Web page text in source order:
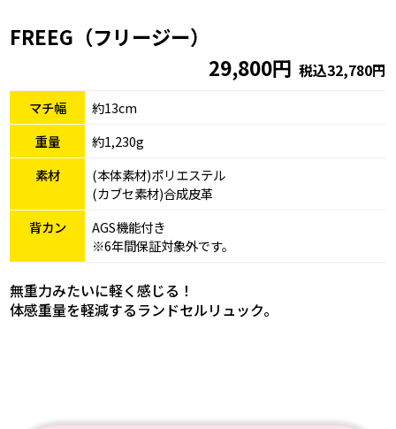
FREEG（フリージー）
29,800円 税込32,780円
マチ幅
約13cm
重量
約1,230g
素材
(本体素材)ポリエステル
(カブセ素材)合成皮革
背カン
AGS機能付き
※6年間保証対象外です。
無重力みたいに軽く感じる！
体感重量を軽減するランドセルリュック。